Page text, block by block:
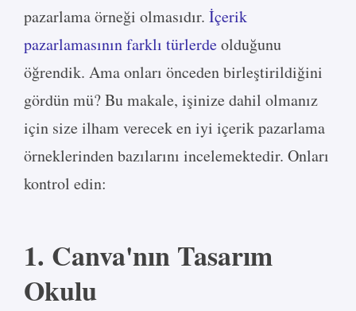
pazarlama örneği olmasıdır. İçerik
pazarlamasının farklı türlerdeolduğunu
öğrendik. Ama onları önceden birleştirildiğini
gördün mü? Bu makale, işinize dahil olmanız
için size ilham verecek en iyi içerik pazarlama
örneklerinden bazılarını incelemektedir. Onları
kontrol edin:
1. Canva'nın Tasarım
Okulu